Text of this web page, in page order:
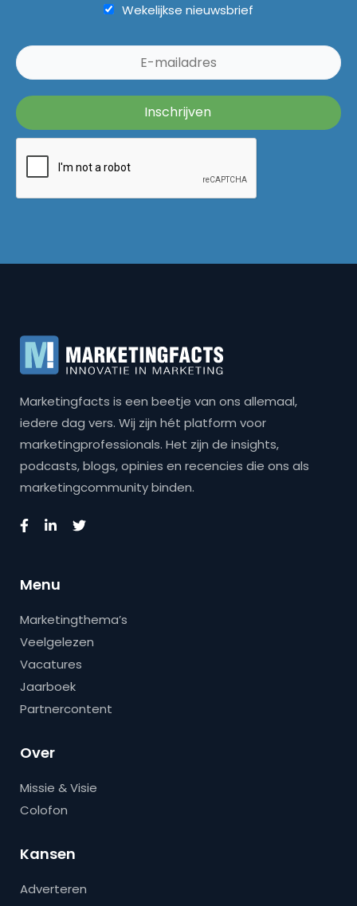
Wekelijkse nieuwsbrief
Marketingfacts is een beetje van ons allemaal,
iedere dag vers. Wij zijn hét platform voor
marketingprofessionals. Het zijn de insights,
podcasts, blogs, opinies en recencies die ons als
marketingcommunity binden.
Menu
Marketingthema’s
Veelgelezen
Vacatures
Jaarboek
Partnercontent
Over
Missie & Visie
Colofon
Kansen
Adverteren